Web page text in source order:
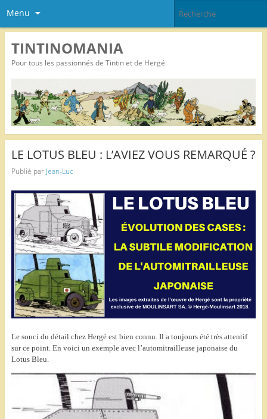
Menu
TINTINOMANIA
Pour tous les passionnés de Tintin et de Hergé
LE LOTUS BLEU : L’AVIEZ VOUS REMARQUÉ ?
Publié par Jean-Luc
Le souci du détail chez Hergé est bien connu. Il a toujours été très attentif
sur ce point. En voici un exemple avec l’automitrailleuse japonaise du
Lotus Bleu.